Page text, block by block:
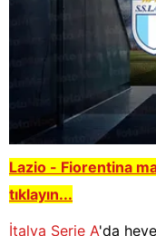
Lazio - Fiorentina
tıklayın...
İtalya Serie A'da